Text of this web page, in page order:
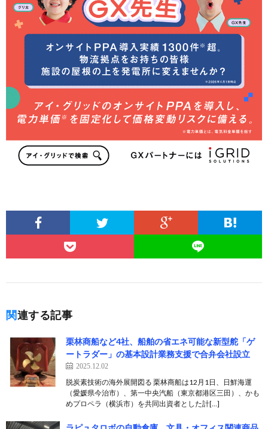
関連する記事
栗林商船など4社、船舶の省エネ可能な新型舵「ゲ
ートラダー」の基本設計業務支援で合弁会社設立
2025.12.02
脱炭素技術の海外展開図る 栗林商船は12月1日、日鮮海運
（愛媛県今治市）、第一中央汽船（東京都港区三田）、かも
めプロペラ（横浜市）を共同出資者とした計[…]